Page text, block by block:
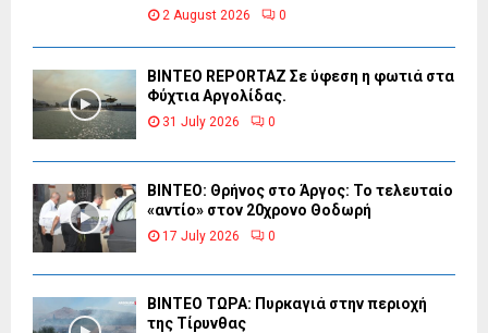
2 August 2026 0
BINTEO REPORTAZ Σε ύφεση η φωτιά στα
Φύχτια Αργολίδας.
31 July 2026 0
ΒΙΝΤΕΟ: Θρήνος στο Άργος: Το τελευταίο
«αντίο» στον 20χρονο Θοδωρή
17 July 2026 0
ΒΙΝΤΕΟ ΤΩΡΑ: Πυρκαγιά στην περιοχή
της Τίρυνθας